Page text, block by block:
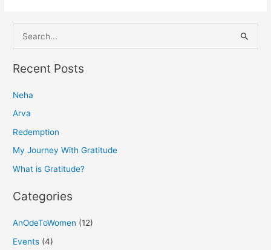
e
a
c
h
f
o
Recent Posts
Neha
Arva
Redemption
My Journey With Gratitude
What is Gratitude?
Categories
AnOdeToWomen (12)
Events (4)